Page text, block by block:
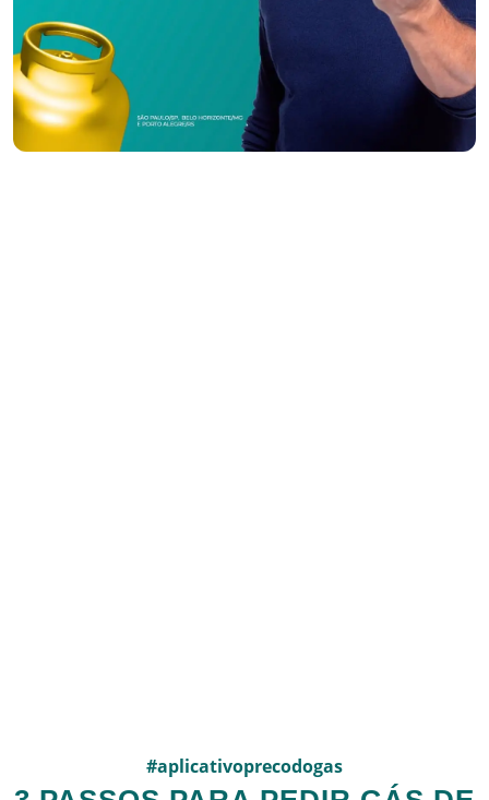
#aplicativoprecodogas